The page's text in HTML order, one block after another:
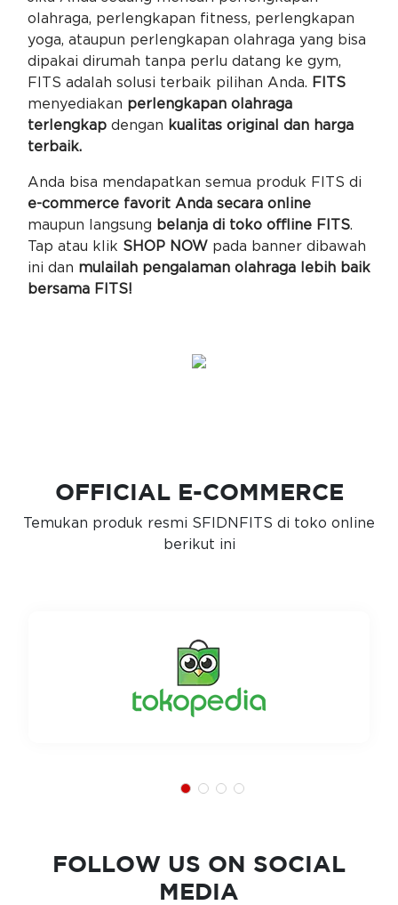
olahraga, perlengkapan fitness, perlengkapan
yoga, ataupun perlengkapan olahraga yang bisa
dipakai dirumah tanpa perlu datang ke gym,
FITS adalah solusi terbaik pilihan Anda. FITS
menyediakan perlengkapan olahraga
terlengkapdengan kualitas original dan harga
terbaik.
Anda bisa mendapatkan semua produk FITS di
e-commerce favorit Anda secara online
maupun langsung belanja di toko offline FITS.
Tap atau klik SHOP NOW pada banner dibawah
ini dan mulailah pengalaman olahraga lebih baik
bersama FITS!
OFFICIAL E-COMMERCE
Temukan produk resmi SFIDNFITS di toko online
berikut ini
FOLLOW US ON SOCIAL
MEDIA